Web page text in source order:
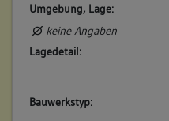
keine
Umgebung, Lage:
keine Angaben
Lagedetail:
Bauwerkstyp: